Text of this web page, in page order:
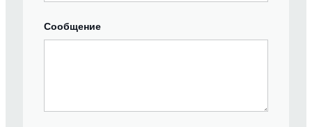
Сообщение